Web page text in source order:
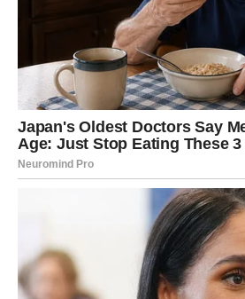
Na poslovnom planu, Rakovi ulaze
Nestaje stalni osećaj neizvesnosti i
Moguće su dobre vesti vezane za
prihoda ili pomoć koja dolazi u
isključeno ni unapređenje ili nova
sigurnost.
Finansije se popravljaju, ali još
se stalno brinete. To vam donosi
JARAC – NAGRADE